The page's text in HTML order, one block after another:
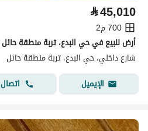
⃁45,010
700 م2
أرض للبيع في حي البدع، تربة منطقة حائل
شارع داخلي، حي البدع، تربة منطقة حائل
الإيميل
اتصال